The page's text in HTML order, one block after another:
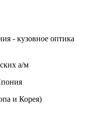
- кузовное оптика
а/м
и Корея)